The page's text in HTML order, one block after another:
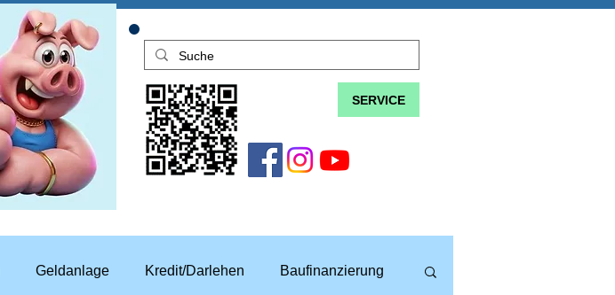
SERVICE
Geldanlage Kredit/Darlehen Baufinanzierung